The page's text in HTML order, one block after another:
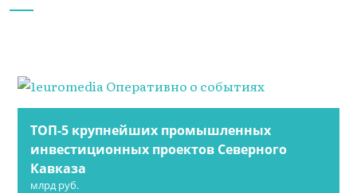
ТОП-5 крупнейших промышленных
инвестиционных проектов Северного
Кавказа
млрд руб.